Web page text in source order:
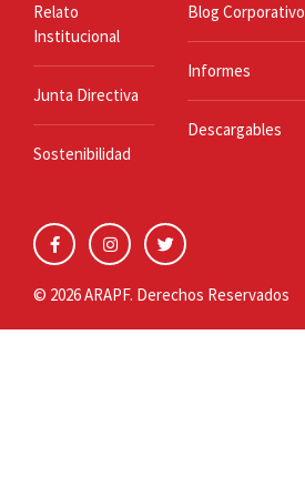
Relato
Institucional
Junta Directiva
Sostenibilidad
Blog Corporativo
Informes
Descargables
© 2026 ARAPF. Derechos Reservados